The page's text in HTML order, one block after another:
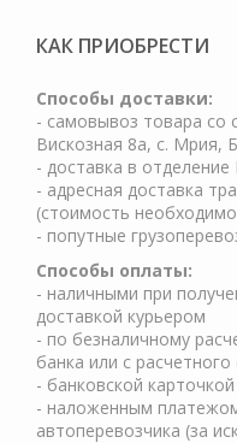
КАК ПРИОБРЕСТИ
Cпособы доставки:
- самовывоз товара со
Вискозная 8а, с. Мрия,
- доставка в
- адресная доставка
(стоимость
- попутные
Способы оплаты:
- наличными при
доставкой курьером
- по безналичному
банка или с
- банковской
- наложенным
автоперевозчика (за